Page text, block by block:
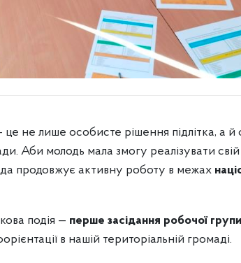
не лише особисте рішення підлітка, а
Аби молодь мала змогу реалізувати
продовжує активну роботу в межах
подія — перше засідання робочої групи
в нашій територіальній громаді.